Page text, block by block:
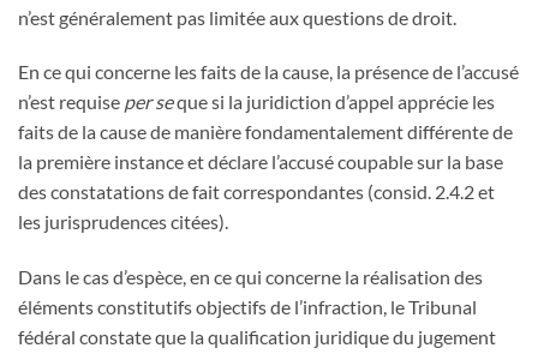
n’est généralement pas limitée aux questions de droit.
En ce qui concerne les faits de la cause, la présence de l’accusé
n’est requise per seque si la juridiction d’appel apprécie les
faits de la cause de manière fondamentalement différente de
la première instance et déclare l’accusé coupable sur la base
des constatations de fait correspondantes (consid. 2.4.2 et
les jurisprudences citées).
Dans le cas d’espèce, en ce qui concerne la réalisation des
éléments constitutifs objectifs de l’infraction, le Tribunal
fédéral constate que la qualification juridique du jugement